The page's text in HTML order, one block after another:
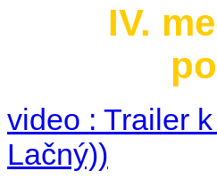
IV.
video : Trailer
Lačný))